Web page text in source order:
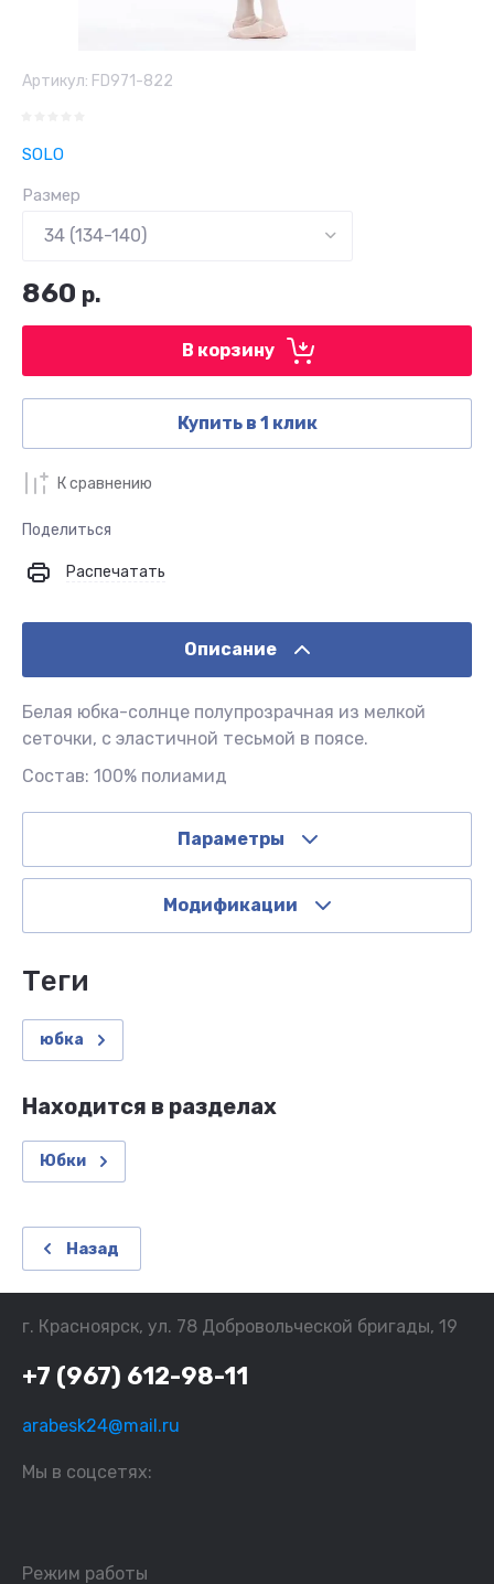
Артикул: FD971-822
SOLO
Размер
860 р.
В корзину
Купить в 1 клик
К сравнению
Поделиться
Распечатать
Описание
Белая юбка-солнце полупрозрачная из мелкой
сеточки, с эластичной тесьмой в поясе.
Состав: 100% полиамид
Параметры
Модификации
теги
юбка
Находится в разделах
Юбки
Назад
г. Красноярск, ул. 78 Добровольческой бригады, 19
+7 (967) 612-98-11
arabesk24@mail.ru
Мы в соцсетях:
Режим работы